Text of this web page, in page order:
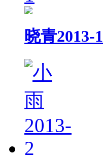
晓青2013-1